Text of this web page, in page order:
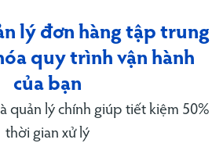
lý đơn hàng tập trung
quy trình vận hành
của bạn
quản lý chính giúp tiết kiệm 50%
thời gian xử lý